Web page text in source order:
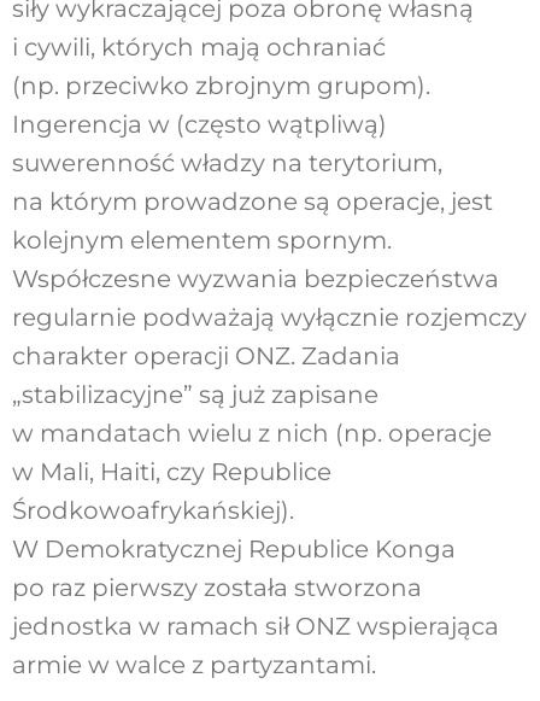
siły wykraczającej poza obronę własną
i cywili, których mają ochraniać
(np. przeciwko zbrojnym grupom).
Ingerencja w (często wątpliwą)
suwerenność władzy na terytorium,
na którym prowadzone są operacje, jest
kolejnym elementem spornym.
Współczesne wyzwania bezpieczeństwa
regularnie podważają wyłącznie rozjemczy
charakter operacji ONZ. Zadania
„stabilizacyjne” są już zapisane
w mandatach wielu z nich (np. operacje
w Mali, Haiti, czy Republice
Środkowoafrykańskiej).
W Demokratycznej Republice Konga
po raz pierwszy została stworzona
jednostka w ramach sił ONZ wspierająca
armie w walce z partyzantami.